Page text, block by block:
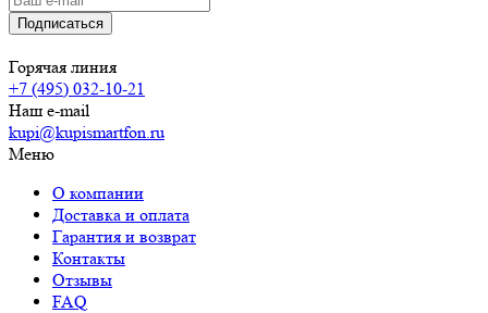
Горячая линия
+7 (495) 032-10-21
Наш e-mail
kupi@kupismartfon.ru
Меню
О компании
Доставка и оплата
Гарантия и возврат
Контакты
Отзывы
FAQ